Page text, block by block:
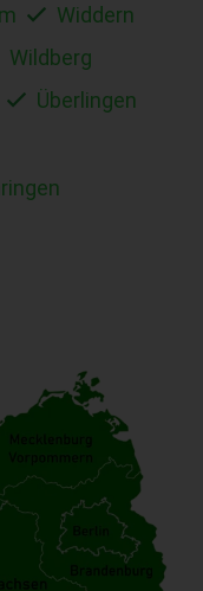
Widdern
Wildberg
Überlingen